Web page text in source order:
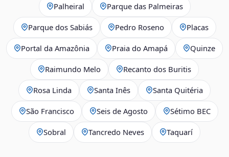
Palheiral Parque das Palmeiras
Parque dos Sabiás Pedro Roseno Placas
Portal da Amazônia Praia do Amapá Quinze
Raimundo Melo Recanto dos Buritis
Rosa Linda Santa Inês Santa Quitéria
São Francisco Seis de Agosto Sétimo BEC
Sobral Tancredo Neves Taquarí